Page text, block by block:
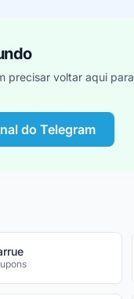
precisar voltar aqui para
do Telegram